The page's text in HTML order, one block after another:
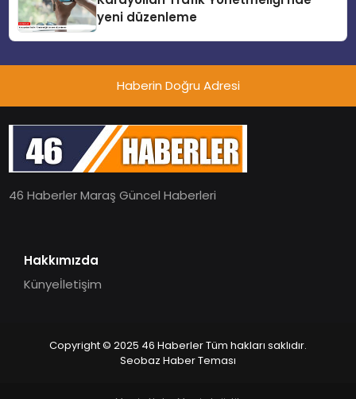
yeni düzenleme
Haberin Doğru Adresi
46 Haberler Maraş Güncel Haberleri
Hakkımızda
Künyeİletişim
Copyright © 2025 46 Haberler Tüm hakları saklıdır.
Seobaz Haber Teması